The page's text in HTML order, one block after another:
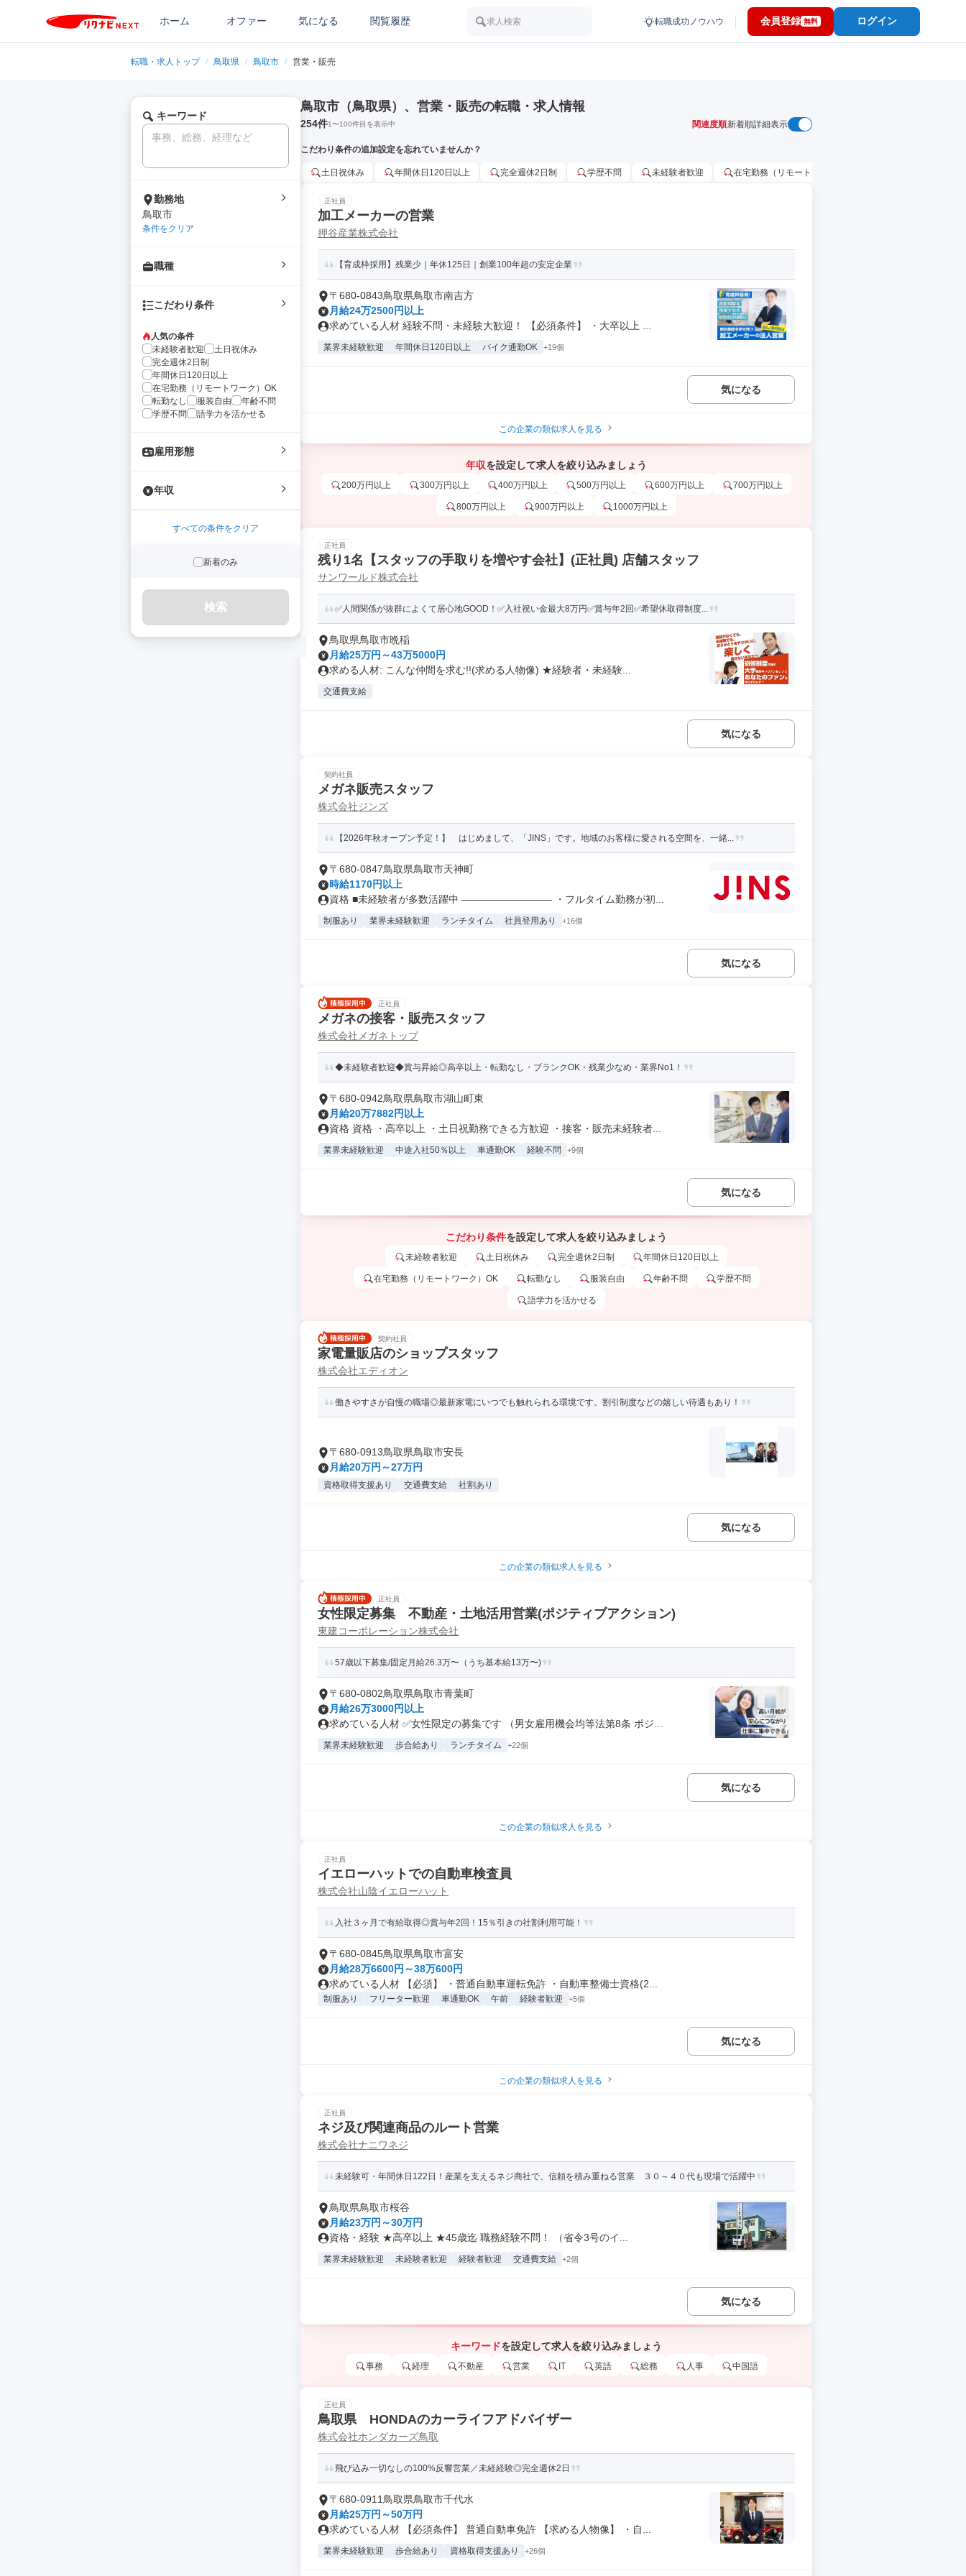
ホーム オファー 気になる 閲覧履歴 求人検索 転職成功ノウハウ 会員登録 無料 ログイン
転職・求人トップ / 鳥取県 / 鳥取市 / 営業・販売
キーワード
勤務地
鳥取市
条件をクリア
職種
こだわり条件
人気の条件
未経験者歓迎
土日祝休み
完全週休2日制
年間休日120日以上
在宅勤務（リモートワーク）OK
転勤なし
服装自由
年齢不問
学歴不問
語学力を活かせる
雇用形態
年収
すべての条件をクリア
新着のみ
検索
鳥取市（鳥取県）、営業・販売の転職・求人情報
254件1〜100件目を表示中 関連度順新着順詳細表示
こだわり条件の追加設定を忘れていませんか？
土日祝休み 年間休日120日以上 完全週休2日制 学歴不問 未経験者歓迎 在宅勤務（リモートワーク）OK
正社員
加工メーカーの営業
押谷産業株式会社
【育成枠採用】残業少｜年休125日｜創業100年超の安定企業
〒680-0843鳥取県鳥取市南吉方
月給24万2500円以上
求めている人材 経験不問・未経験大歓迎！ 【必須条件】 ・大卒以上 ...
業界未経験歓迎 年間休日120日以上 バイク通勤OK +19個
気になる
この企業の類似求人を見る
年収を設定して求人を絞り込みましょう
200万円以上 300万円以上 400万円以上 500万円以上 600万円以上 700万円以上
800万円以上 900万円以上 1000万円以上
正社員
残り1名【スタッフの手取りを増やす会社】(正社員) 店舗スタッフ
サンワールド株式会社
✅️人間関係が抜群によくて居心地GOOD！✅️入社祝い金最大8万円✅️賞与年2回✅️希望休取得制度...
鳥取県鳥取市晩稲
月給25万円～43万5000円
求める人材: こんな仲間を求む!!(求める人物像) ★経験者・未経験...
交通費支給
気になる
契約社員
メガネ販売スタッフ
株式会社ジンズ
【2026年秋オープン予定！】 はじめまして、「JINS」です。地域のお客様に愛される空間を、一緒...
〒680-0847鳥取県鳥取市天神町
時給1170円以上
資格 ■未経験者が多数活躍中 ――――――――― ・フルタイム勤務が初...
制服あり 業界未経験歓迎 ランチタイム 社員登用あり +16個
気になる
正社員
メガネの接客・販売スタッフ
株式会社メガネトップ
◆未経験者歓迎◆賞与昇給◎高卒以上・転勤なし・ブランクOK・残業少なめ・業界No1！
〒680-0942鳥取県鳥取市湖山町東
月給20万7882円以上
資格 資格 ・高卒以上 ・土日祝勤務できる方歓迎 ・接客・販売未経験者...
業界未経験歓迎 中途入社50％以上 車通勤OK 経験不問 +9個
気になる
こだわり条件を設定して求人を絞り込みましょう
未経験者歓迎 土日祝休み 完全週休2日制 年間休日120日以上
在宅勤務（リモートワーク）OK 転勤なし 服装自由 年齢不問 学歴不問
語学力を活かせる
契約社員
家電量販店のショップスタッフ
株式会社エディオン
働きやすさが自慢の職場◎最新家電にいつでも触れられる環境です。割引制度などの嬉しい待遇もあり！
〒680-0913鳥取県鳥取市安長
月給20万円～27万円
資格取得支援あり 交通費支給 社割あり
気になる
この企業の類似求人を見る
正社員
女性限定募集 不動産・土地活用営業(ポジティブアクション)
東建コーポレーション株式会社
57歳以下募集/固定月給26.3万〜（うち基本給13万〜)
〒680-0802鳥取県鳥取市青葉町
月給26万3000円以上
求めている人材 ✅女性限定の募集です （男女雇用機会均等法第8条 ポジ...
業界未経験歓迎 歩合給あり ランチタイム +22個
気になる
この企業の類似求人を見る
正社員
イエローハットでの自動車検査員
株式会社山陰イエローハット
入社３ヶ月で有給取得◎賞与年2回！15％引きの社割利用可能！
〒680-0845鳥取県鳥取市富安
月給28万6600円～38万600円
求めている人材 【必須】 ・普通自動車運転免許 ・自動車整備士資格(2...
制服あり フリーター歓迎 車通勤OK 午前 経験者歓迎 +5個
気になる
この企業の類似求人を見る
正社員
ネジ及び関連商品のルート営業
株式会社ナニワネジ
未経験可・年間休日122日！産業を支えるネジ商社で、信頼を積み重ねる営業 ３０～４０代も現場で活躍中
鳥取県鳥取市桜谷
月給23万円～30万円
資格・経験 ★高卒以上 ★45歳迄 職務経験不問！ （省令3号のイ...
業界未経験歓迎 未経験者歓迎 経験者歓迎 交通費支給 +2個
気になる
キーワードを設定して求人を絞り込みましょう
事務 経理 不動産 営業 IT 英語 総務 人事 中国語
正社員
鳥取県 HONDAのカーライフアドバイザー
株式会社ホンダカーズ鳥取
飛び込み一切なしの100%反響営業／未経経験◎完全週休2日
〒680-0911鳥取県鳥取市千代水
月給25万円～50万円
求めている人材 【必須条件】 普通自動車免許 【求める人物像】 ・自...
業界未経験歓迎 歩合給あり 資格取得支援あり +26個